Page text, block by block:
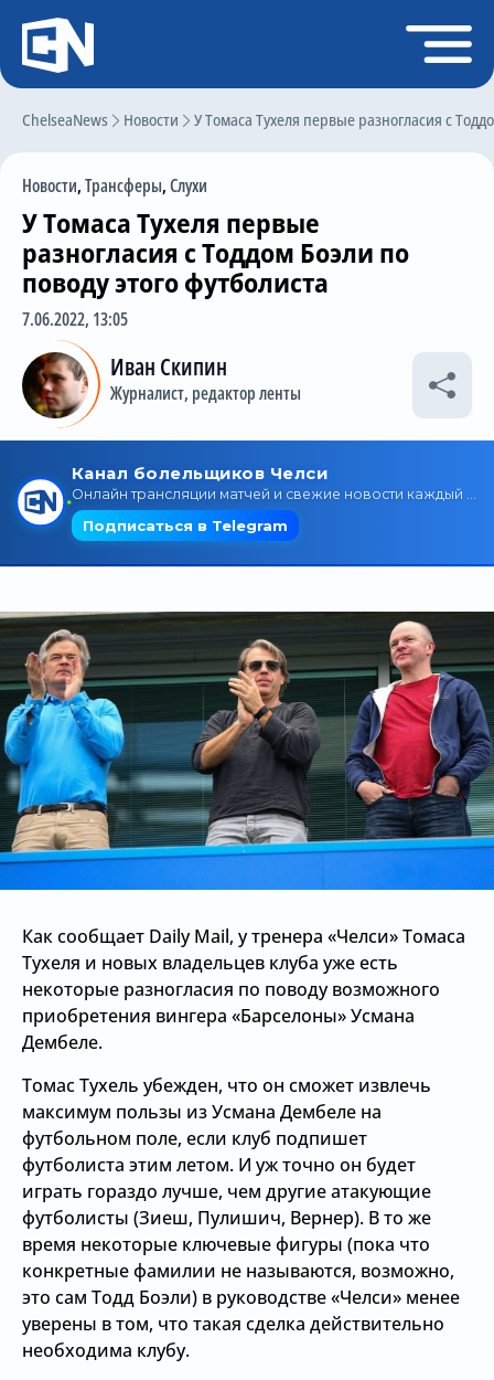
ChelseaNews Новости У Томаса Тухеля первые разногласия с
Новости,Трансферы,Слухи
У Томаса Тухеля первые
разногласия с Тоддом Боэли по
поводу этого футболиста
7.06.2022, 13:05
Иван Скипин
Журналист, редактор ленты
Как сообщает Daily Mail, у тренера «Челси» Томаса
Тухеля и новых владельцев клуба уже есть
некоторые разногласия по поводу возможного
приобретения вингера «Барселоны» Усмана
Дембеле.
Томас Тухель убежден, что он сможет извлечь
максимум пользы из Усмана Дембеле на
футбольном поле, если клуб подпишет
футболиста этим летом. И уж точно он будет
играть гораздо лучше, чем другие атакующие
футболисты (Зиеш, Пулишич, Вернер). В то же
время некоторые ключевые фигуры (пока что
конкретные фамилии не называются, возможно,
это сам Тодд Боэли) в руководстве «Челси» менее
уверены в том, что такая сделка действительно
необходима клубу.
Регистрация
Главная
Чат
Трансферы
Слухи
История Челси
Статистика
Календарь игр
Поиск по сайту
Трансляции
О сайте
Контакты